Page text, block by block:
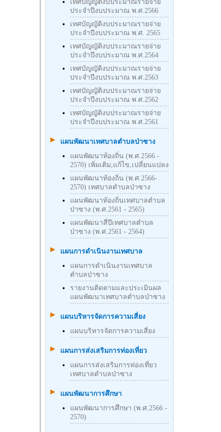
เทศบัญญัติงบประมาณรายจ่าย
ประจำปีงบประมาณ พ.ศ.2566
เทศบัญญัติงบประมาณรายจ่าย
ประจำปีงบประมาณ พ.ศ. 2565
เทศบัญญัติงบประมาณรายจ่าย
ประจำปีงบประมาณ พ.ศ.2564
เทศบัญญัติงบประมาณรายจ่าย
ประจำปีงบประมาณ พ.ศ.2563
เทศบัญญัติงบประมาณรายจ่าย
ประจำปีงบประมาณ พ.ศ.2562
เทศบัญญัติงบประมาณรายจ่าย
ประจำปีงบประมาณ พ.ศ.2561
แผนพัฒนาเทศบาลตำบลป่าซาง
แผนพัฒนาท้องถิ่น (พ.ศ.2566 -
2570) เพิ่มเติม,แก้ไข,เปลี่ยนแปลง
แผนพัฒนาท้องถิ่น (พ.ศ.2566-
2570) เทศบาลตำบลป่าซาง
แผนพัฒนาท้องถิ่นเทศบาลตำบล
ป่าซาง (พ.ศ.2561 - 2565)
แผนพัฒนาสี่ปีเทศบาลตำบล
ป่าซาง (พ.ศ.2561 - 2564)
แผนการดำเนินงานเทศบาล
แผนการดำเนินงานเทศบาล
ตำบลป่าซาง
รายงานติดตามและประเมินผล
แผนพัฒนาเทศบาลตำบลป่าซาง
แผนบริหารจัดการความเสี่ยง
แผนบริหารจัดการความเสี่ยง
แผนการส่งเสริมการท่องเที่ยว
แผนการส่งเสริมการท่องเที่ยว
เทศบาลตำบลป่าซาง
แผนพัฒนาการศึกษา
แผนพัฒนาการศึกษา (พ.ศ.2566 -
2570)